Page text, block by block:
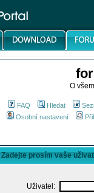
O
FAQ Hledat
Osobní nastavení
Zadejte prosím vaše
Uživatel: